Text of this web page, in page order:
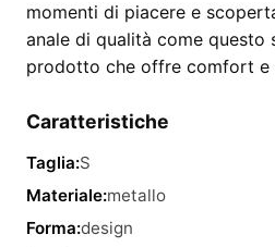
momenti di piacere e
anale di qualità come questo
prodotto che offre comfort e
Caratteristiche
Taglia:S
Materiale:metallo
Forma:design